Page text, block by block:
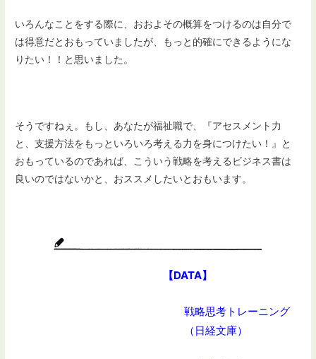
いろんなことをする際に、おおよその概算をつけるのは自分で
は得意だとおもっていましたが、もっと的確にできるようにな
りたい！！と思いました。
そうですねぇ。もし、あなたが福祉職で、『アセスメント力
と、支援方法をもっといろいろ考える力を身につけたい！』と
おもっているのであれば、こういう戦略を考えるビジネス書は
良いのではないかと、おススメしたいとおもいます。
【DATA】
戦略思考トレーニング
（日経文庫）